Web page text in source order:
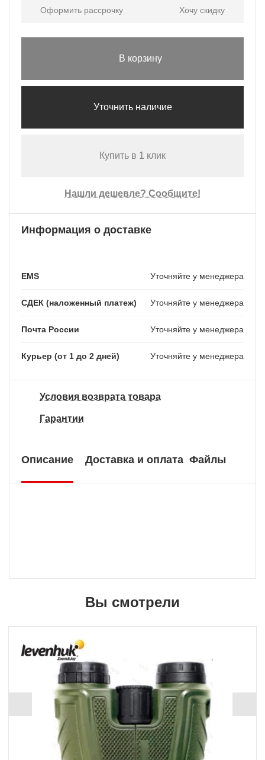
Оформить рассрочку Хочу скидку
В корзину
Уточнить наличие
Купить в 1 клик
Нашли дешевле? Сообщите!
Информация о доставке
EMS Уточняйте у менеджера
СДЕК (наложенный платеж) Уточняйте у менеджера
Почта России Уточняйте у менеджера
Курьер (от 1 до 2 дней) Уточняйте у менеджера
Условия возврата товара
Гарантии
Описание Доставка и оплата Файлы
Вы смотрели